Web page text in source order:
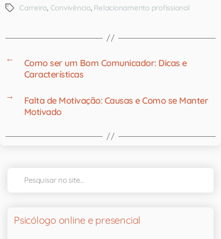
Carreira Convivência Relacionamento profissional
←
Como ser um Bom Comunicador: Dicas e
Características
→
Falta de Motivação: Causas e Como se Manter
Motivado
Psicólogo online e presencial